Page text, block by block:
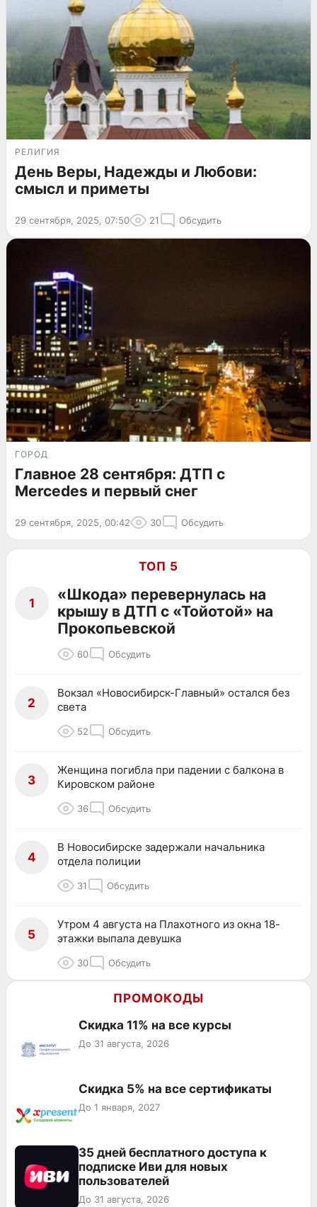
РЕЛИГИЯ
День Веры, Надежды и Любови:
смысл и приметы
29 сентября, 2025, 07:50 21 Обсудить
ГОРОД
Главное 28 сентября: ДТП с
Mercedes и первый снег
29 сентября, 2025, 00:42 30 Обсудить
ТОП 5
1
«Шкода» перевернулась на
крышу в ДТП с «Тойотой» на
Прокопьевской
60 Обсудить
2
Вокзал «Новосибирск-Главный» остался без
света
52 Обсудить
3
Женщина погибла при падении с балкона в
Кировском районе
36 Обсудить
4
В Новосибирске задержали начальника
отдела полиции
31 Обсудить
5
Утром 4 августа на Плахотного из окна 18-
этажки выпала девушка
30 Обсудить
ПРОМОКОДЫ
Скидка 11% на все курсы
До 31 августа, 2026
Скидка 5% на все сертификаты
До 1 января, 2027
35 дней бесплатного доступа к
подписке Иви для новых
пользователей
До 31 августа, 2026